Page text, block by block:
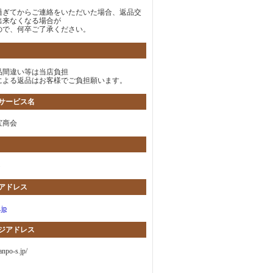
ぎてからご連絡をいただいた場合、返品交
来なくなる場合が
、何卒ご了承ください。
間違い等は当店負担
よる返品はお客様でご負担願います。
ービス名
商会
ドレス
アドレス
s.jp/